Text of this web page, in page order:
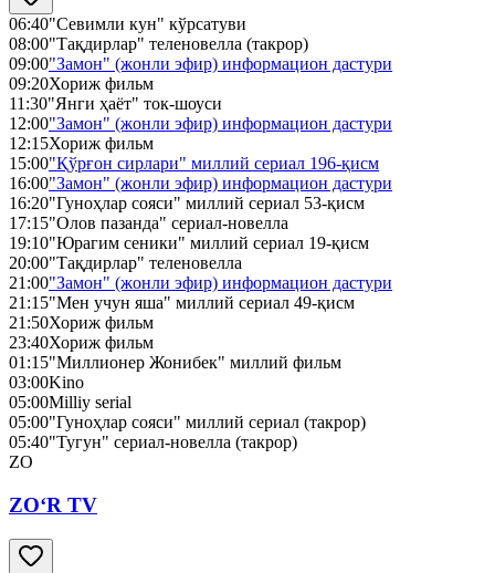
06:40"Севимли кун" кўрсатуви
08:00"Тақдирлар" теленовелла (такрор)
09:00"Замон" (жонли эфир) информацион дастури
09:20Хориж фильм
11:30"Янги ҳаёт" ток-шоуси
12:00"Замон" (жонли эфир) информацион дастури
12:15Хориж фильм
15:00"Қўрғон сирлари" миллий сериал 196-қисм
16:00"Замон" (жонли эфир) информацион дастури
16:20"Гуноҳлар сояси" миллий сериал 53-қисм
17:15"Олов пазанда" сериал-новелла
19:10"Юрагим сеники" миллий сериал 19-қисм
20:00"Тақдирлар" теленовелла
21:00"Замон" (жонли эфир) информацион дастури
21:15"Мен учун яша" миллий сериал 49-қисм
21:50Хориж фильм
23:40Хориж фильм
01:15"Миллионер Жонибек" миллий фильм
03:00Kino
05:00Milliy serial
05:00"Гуноҳлар сояси" миллий сериал (такрор)
05:40"Тугун" сериал-новелла (такрор)
ZO
ZO‘R TV